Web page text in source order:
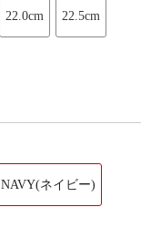
22.0cm 22.5cm
NAVY(ネイビー)